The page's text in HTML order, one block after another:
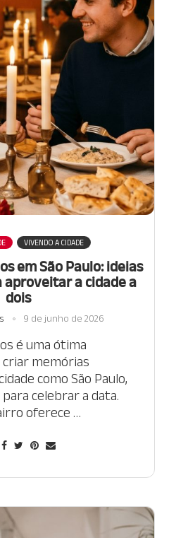
VIVENDO A CIDADE
em São Paulo: ideias
aproveitar a cidade a
dois
9 de junho de 2026
é uma ótima
memórias
como São Paulo,
celebrar a data.
oferece …